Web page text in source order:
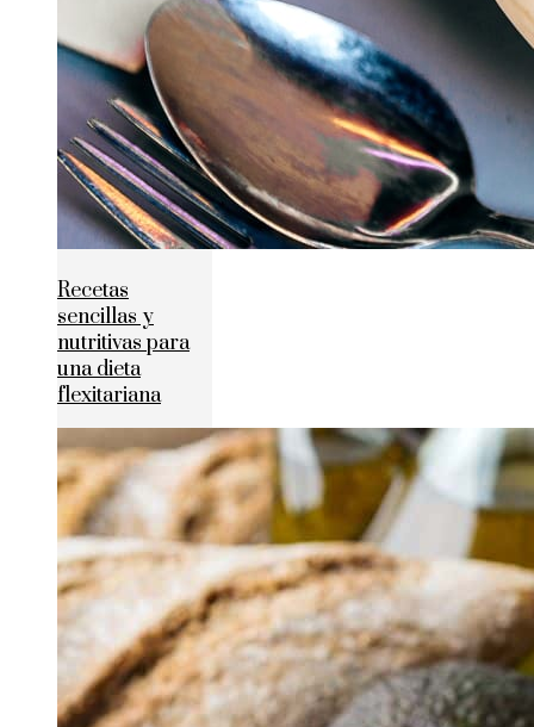
Recetas
sencillas y
nutritivas para
una dieta
flexitariana